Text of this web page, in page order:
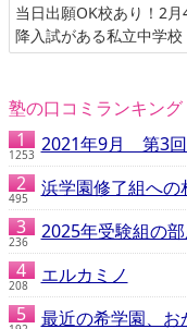
当日出願OK校あり！2月
降入試がある私立中学校
塾の口コミランキング
1253 2021年9月 第3回
495 浜学園修了組への
236 2025年受験組の
208 エルカミノ
最近の希学園、お